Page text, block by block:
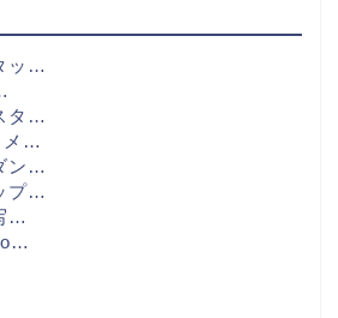
ッ…
タ…
メ…
ン…
プ…
…